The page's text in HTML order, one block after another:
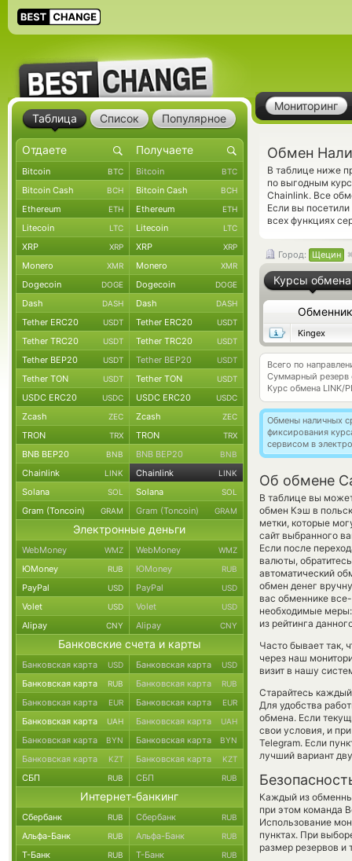
Мониторинг
Обмен
В таблице ниже
по выгодным
Chainlink. Все
Если вы
всех функциях
Город: Щецин
Курсы обмена
Обменник
Kingex
Всего по
Суммарный резерв
Курс обмена LINK/
Обмены наличных
фиксирования
сервисом в
Об обмене
В таблице вы
обмен Кэш в
метки, которые
сайт выбранного
Если после
валюты,
автоматический
обмен денег
вас обменнике
необходимые
из рейтинга
Часто бывает так,
через наш
визит в нашу
Старайтесь
Для удобства
обмена. Если
свои условия, и
Telegram. Если
лучший вариант
Каждый из
при этом команда
Использование
пунктах. При
размер резервов и
Таблица Список Популярное
Bitcoin BTC Bitcoin BTC
Bitcoin Cash BCH Bitcoin Cash BCH
Ethereum ETH Ethereum ETH
Litecoin LTC Litecoin LTC
XRP XRP XRP XRP
Monero XMR Monero XMR
Dogecoin DOGE Dogecoin DOGE
Dash DASH Dash DASH
Tether ERC20 USDT Tether ERC20 USDT
Tether TRC20 USDT Tether TRC20 USDT
Tether BEP20 USDT Tether BEP20 USDT
Tether TON USDT Tether TON USDT
USDC ERC20 USDC USDC ERC20 USDC
Zcash ZEC Zcash ZEC
TRON TRX TRON TRX
BNB BEP20 BNB BNB BEP20 BNB
Chainlink LINK Chainlink LINK
Solana SOL Solana SOL
Gram (Toncoin) GRAM Gram (Toncoin) GRAM
Электронные деньги
WebMoney WMZ WebMoney WMZ
ЮMoney RUB ЮMoney RUB
PayPal USD PayPal USD
Volet USD Volet USD
Alipay CNY Alipay CNY
Банковские счета и карты
Банковская карта USD Банковская карта USD
Банковская карта RUB Банковская карта RUB
Банковская карта EUR Банковская карта EUR
Банковская карта UAH Банковская карта UAH
Банковская карта BYN Банковская карта BYN
Банковская карта KZT Банковская карта KZT
СБП RUB СБП RUB
Интернет-банкинг
Сбербанк RUB Сбербанк RUB
Альфа-Банк RUB Альфа-Банк RUB
Т-Банк RUB Т-Банк RUB